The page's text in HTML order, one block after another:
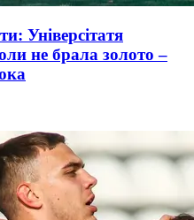
Універсітатя
не брала золото –